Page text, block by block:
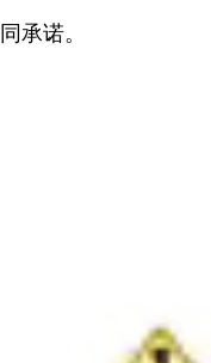
同承诺。